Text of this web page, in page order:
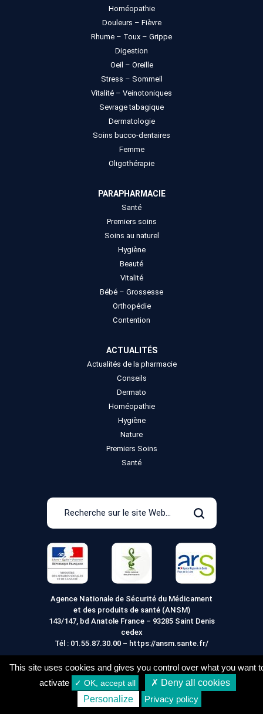
Acheter
Homéopathie
Douleurs – Fièvre
Rhume – Toux – Grippe
Digestion
Oeil – Oreille
Stress – Sommeil
Vitalité – Veinotoniques
Sevrage tabagique
Dermatologie
Soins bucco-dentaires
Femme
Oligothérapie
PARAPHARMACIE
Santé
Premiers soins
Soins au naturel
Hygiène
Beauté
Vitalité
Bébé – Grossesse
Orthopédie
Contention
ACTUALITÉS
Actualités de la pharmacie
Conseils
Dermato
Homéopathie
Hygiène
Nature
Premiers Soins
Santé
Recherche
le
site
Web
Rechercher
Agence Nationale de Sécurité du Médicament
et des produits de santé (ANSM)
143/147, bd Anatole France – 93285 Saint Denis
cedex
Tél : 01.55.87.30.00 – https://ansm.sante.fr/
Mentions légales
Conditions générales de vente
Conditions de Livraison
Vie Privée
This site uses cookies and gives you control over what you want
activate
✓ OK, accept all
✗ Deny all cookies
Personalize
Privacy policy